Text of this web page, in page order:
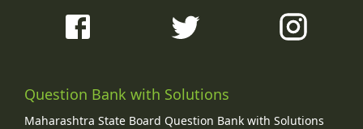
Question Bank with Solutions
Maharashtra State Board Question Bank with Solutions